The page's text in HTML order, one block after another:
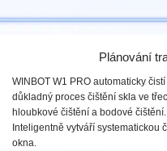
Plánování
WINBOT W1 PRO automaticky
důkladný proces čištění skla ve
hloubkové čištění a bodové čištění.
Inteligentně vytváří systematickou
okna.